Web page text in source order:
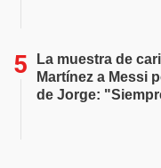
La muestra de
Martínez a Messi
de Jorge: